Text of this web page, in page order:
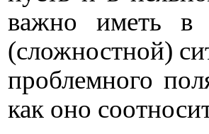
важно иметь в
(сложностной)
проблемного
как оно